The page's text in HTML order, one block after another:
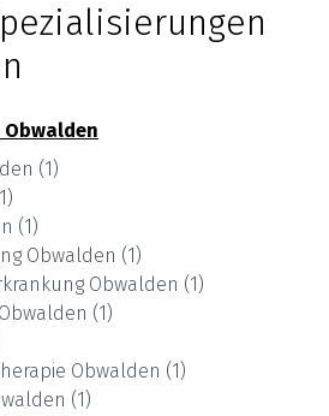
Obwalden
(1)
1)
(1)
Obwalden (1)
Obwalden (1)
Obwalden (1)
Obwalden (1)
(1)